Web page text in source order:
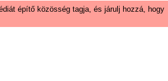
építő közösség tagja, és járulj hozzá, hogy